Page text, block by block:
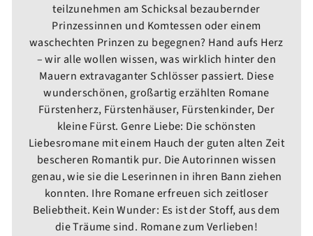
teilzunehmen am Schicksal bezaubernder
Prinzessinnen und Komtessen oder einem
waschechten Prinzen zu begegnen? Hand aufs Herz
– wir alle wollen wissen, was wirklich hinter den
Mauern extravaganter Schlösser passiert. Diese
wunderschönen, großartig erzählten Romane
Fürstenherz, Fürstenhäuser, Fürstenkinder, Der
kleine Fürst. Genre Liebe: Die schönsten
Liebesromane mit einem Hauch der guten alten Zeit
bescheren Romantik pur. Die Autorinnen wissen
genau, wie sie die Leserinnen in ihren Bann ziehen
konnten. Ihre Romane erfreuen sich zeitloser
Beliebtheit. Kein Wunder: Es ist der Stoff, aus dem
die Träume sind. Romane zum Verlieben!